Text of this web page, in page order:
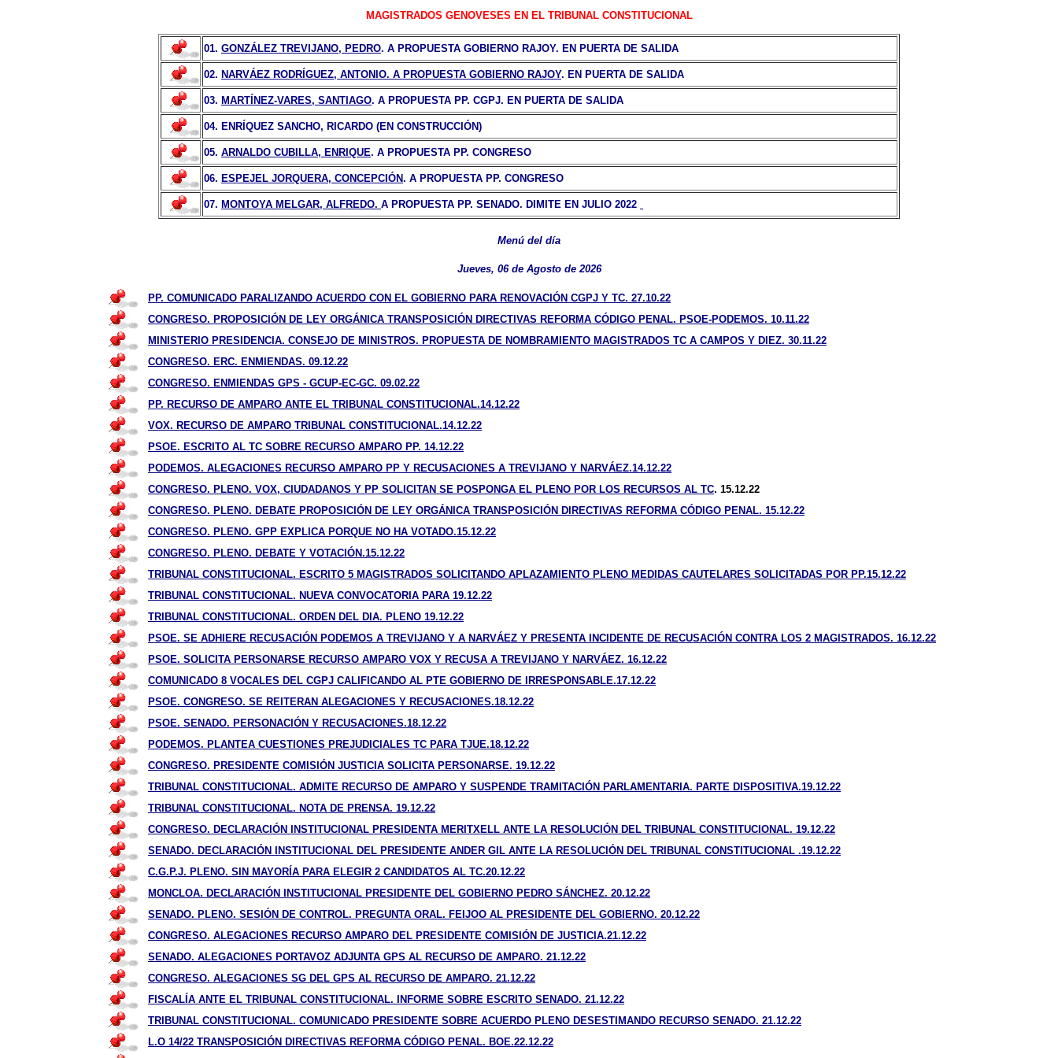
MAGISTRADOS GENOVESES EN EL TRIBUNAL CONSTITUCIONAL
01. GONZÁLEZ TREVIJANO, PEDRO. A PROPUESTA GOBIERNO RAJOY. EN PUERTA DE SALIDA
02. NARVÁEZ RODRÍGUEZ, ANTONIO. A PROPUESTA GOBIERNO RAJOY. EN PUERTA DE SALIDA
03. MARTÍNEZ-VARES, SANTIAGO. A PROPUESTA PP. CGPJ. EN PUERTA DE SALIDA
04. ENRÍQUEZ SANCHO, RICARDO (EN CONSTRUCCIÓN)
05. ARNALDO CUBILLA, ENRIQUE. A PROPUESTA PP. CONGRESO
06. ESPEJEL JORQUERA, CONCEPCIÓN. A PROPUESTA PP. CONGRESO
07. MONTOYA MELGAR, ALFREDO. A PROPUESTA PP. SENADO. DIMITE EN JULIO 2022
Menú del día
Jueves, 06 de Agosto de 2026
PP. COMUNICADO PARALIZANDO ACUERDO CON EL GOBIERNO PARA RENOVACIÓN CGPJ Y TC. 27.10.22
CONGRESO. PROPOSICIÓN DE LEY ORGÁNICA TRANSPOSICIÓN DIRECTIVAS REFORMA CÓDIGO PENAL. PSOE-PODEMOS. 10.11.22
MINISTERIO PRESIDENCIA. CONSEJO DE MINISTROS. PROPUESTA DE NOMBRAMIENTO MAGISTRADOS TC A CAMPOS Y DIEZ. 30.11.22
CONGRESO. ERC. ENMIENDAS. 09.12.22
CONGRESO. ENMIENDAS GPS - GCUP-EC-GC. 09.02.22
PP. RECURSO DE AMPARO ANTE EL TRIBUNAL CONSTITUCIONAL.14.12.22
VOX. RECURSO DE AMPARO TRIBUNAL CONSTITUCIONAL.14.12.22
PSOE. ESCRITO AL TC SOBRE RECURSO AMPARO PP. 14.12.22
PODEMOS. ALEGACIONES RECURSO AMPARO PP Y RECUSACIONES A TREVIJANO Y NARVÁEZ.14.12.22
CONGRESO. PLENO. VOX, CIUDADANOS Y PP SOLICITAN SE POSPONGA EL PLENO POR LOS RECURSOS AL TC. 15.12.22
CONGRESO. PLENO. DEBATE PROPOSICIÓN DE LEY ORGÁNICA TRANSPOSICIÓN DIRECTIVAS REFORMA CÓDIGO PENAL. 15.12.22
CONGRESO. PLENO. GPP EXPLICA PORQUE NO HA VOTADO.15.12.22
CONGRESO. PLENO. DEBATE Y VOTACIÓN.15.12.22
TRIBUNAL CONSTITUCIONAL. ESCRITO 5 MAGISTRADOS SOLICITANDO APLAZAMIENTO PLENO MEDIDAS CAUTELARES SOLICITADAS POR PP.15.12.22
TRIBUNAL CONSTITUCIONAL. NUEVA CONVOCATORIA PARA 19.12.22
TRIBUNAL CONSTITUCIONAL. ORDEN DEL DIA. PLENO 19.12.22
PSOE. SE ADHIERE RECUSACIÓN PODEMOS A TREVIJANO Y A NARVÁEZ Y PRESENTA INCIDENTE DE RECUSACIÓN CONTRA LOS 2 MAGISTRADOS. 16.12.22
PSOE. SOLICITA PERSONARSE RECURSO AMPARO VOX Y RECUSA A TREVIJANO Y NARVÁEZ. 16.12.22
COMUNICADO 8 VOCALES DEL CGPJ CALIFICANDO AL PTE GOBIERNO DE IRRESPONSABLE.17.12.22
PSOE. CONGRESO. SE REITERAN ALEGACIONES Y RECUSACIONES.18.12.22
PSOE. SENADO. PERSONACIÓN Y RECUSACIONES.18.12.22
PODEMOS. PLANTEA CUESTIONES PREJUDICIALES TC PARA TJUE.18.12.22
CONGRESO. PRESIDENTE COMISIÓN JUSTICIA SOLICITA PERSONARSE. 19.12.22
TRIBUNAL CONSTITUCIONAL. ADMITE RECURSO DE AMPARO Y SUSPENDE TRAMITACIÓN PARLAMENTARIA. PARTE DISPOSITIVA.19.12.22
TRIBUNAL CONSTITUCIONAL. NOTA DE PRENSA. 19.12.22
CONGRESO. DECLARACIÓN INSTITUCIONAL PRESIDENTA MERITXELL ANTE LA RESOLUCIÓN DEL TRIBUNAL CONSTITUCIONAL. 19.12.22
SENADO. DECLARACIÓN INSTITUCIONAL DEL PRESIDENTE ANDER GIL ANTE LA RESOLUCIÓN DEL TRIBUNAL CONSTITUCIONAL .19.12.22
C.G.P.J. PLENO. SIN MAYORÍA PARA ELEGIR 2 CANDIDATOS AL TC.20.12.22
MONCLOA. DECLARACIÓN INSTITUCIONAL PRESIDENTE DEL GOBIERNO PEDRO SÁNCHEZ. 20.12.22
SENADO. PLENO. SESIÓN DE CONTROL. PREGUNTA ORAL. FEIJOO AL PRESIDENTE DEL GOBIERNO. 20.12.22
CONGRESO. ALEGACIONES RECURSO AMPARO DEL PRESIDENTE COMISIÓN DE JUSTICIA.21.12.22
SENADO. ALEGACIONES PORTAVOZ ADJUNTA GPS AL RECURSO DE AMPARO. 21.12.22
CONGRESO. ALEGACIONES SG DEL GPS AL RECURSO DE AMPARO. 21.12.22
FISCALÍA ANTE EL TRIBUNAL CONSTITUCIONAL. INFORME SOBRE ESCRITO SENADO. 21.12.22
TRIBUNAL CONSTITUCIONAL. COMUNICADO PRESIDENTE SOBRE ACUERDO PLENO DESESTIMANDO RECURSO SENADO. 21.12.22
L.O 14/22 TRANSPOSICIÓN DIRECTIVAS REFORMA CÓDIGO PENAL. BOE.22.12.22